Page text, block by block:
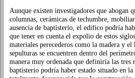
Aunque existen investigadores que abogan
columnas, cerámicas de techumbre,
ausencia de baptisterio, el edifico podría
que tener en cuenta el expolio de estos
materiales perecederos como la madera y el
sepulturas se encuentren dentro del
manera muy ordenada que definiría las tres
baptisterio podría haber estado situado en